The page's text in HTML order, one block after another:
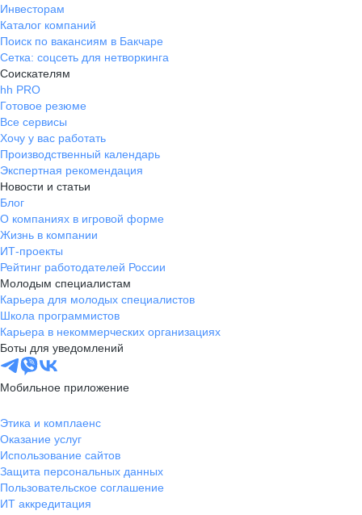
Инвесторам
Каталог компаний
Поиск по вакансиям в Бакчаре
Сетка: соцсеть для нетворкинга
Соискателям
hh PRO
Готовое резюме
Все сервисы
Хочу у вас работать
Производственный календарь
Экспертная рекомендация
Новости и статьи
Блог
О компаниях в игровой форме
Жизнь в компании
ИТ-проекты
Рейтинг работодателей России
Молодым специалистам
Карьера для молодых специалистов
Школа программистов
Карьера в некоммерческих организациях
Боты для уведомлений
Мобильное приложение
Этика и комплаенс
Оказание услуг
Использование сайтов
Защита персональных данных
Пользовательское соглашение
ИТ аккредитация